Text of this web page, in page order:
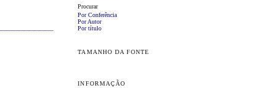
Procurar
Por Conferência
Por Autor
Por título
TAMANHO DA FONTE
INFORMAÇÃO